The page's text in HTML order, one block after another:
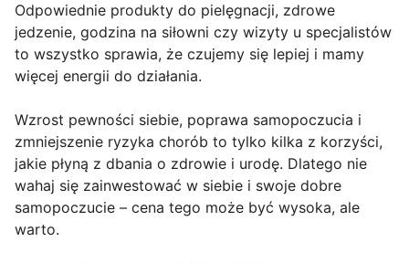
Odpowiednie produkty do pielęgnacji, zdrowe
jedzenie, godzina na siłowni czy wizyty u specjalistów
to wszystko sprawia, że czujemy się lepiej i mamy
więcej energii do działania.
Wzrost pewności siebie, poprawa samopoczucia i
zmniejszenie ryzyka chorób to tylko kilka z korzyści,
jakie płyną z dbania o zdrowie i urodę. Dlatego nie
wahaj się zainwestować w siebie i swoje dobre
samopoczucie – cena tego może być wysoka, ale
warto.